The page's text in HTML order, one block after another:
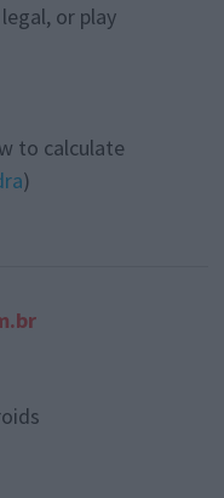
or play
to calculate
)
dit :